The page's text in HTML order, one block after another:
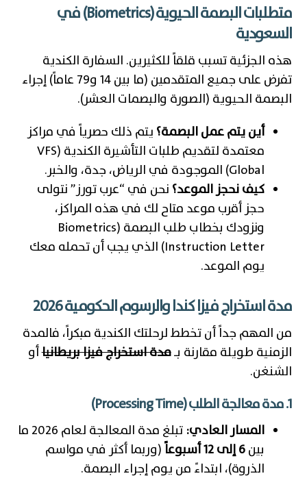
متطلبات البصمة الحيوية (Biometrics) في
السعودية
هذه الجزئية تسبب قلقاً للكثيرين. السفارة الكندية
تفرض على جميع المتقدمين (ما بين 14 و79 عاماً) إجراء
البصمة الحيوية (الصورة والبصمات العشر).
أين يتم عمل البصمة؟ يتم ذلك حصرياً في مراكز
معتمدة لتقديم طلبات التأشيرة الكندية (VFS
Global) الموجودة في الرياض، جدة، والخبر.
كيف نحجز الموعد؟ نحن في “عرب تورز” نتولى
حجز أقرب موعد متاح لك في هذه المراكز،
ونزودك بخطاب طلب البصمة (Biometrics
Instruction Letter) الذي يجب أن تحمله معك
يوم الموعد.
مدة استخراج فيزا كندا والرسوم الحكومية 2026
من المهم جداً أن تخطط لرحلتك الكندية مبكراً، فالمدة
الزمنية طويلة مقارنة بـمدة استخراج فيزا بريطانياأو
الشنغن.
1. مدة معالجة الطلب (Processing Time)
المسار العادي:
تبلغ مدة المعالجة لعام 2026 ما
بين6 إلى 12 أسبوعاً
(وربما أكثر في مواسم
الذروة)، ابتداءً من يوم إجراء البصمة.